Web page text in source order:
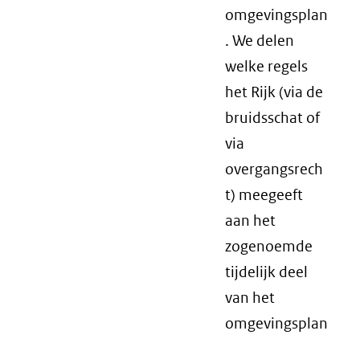
omgevingsplan
. We delen
welke regels
het Rijk (via de
bruidsschat of
via
overgangsrech
t) meegeeft
aan het
zogenoemde
tijdelijk deel
van het
omgevingsplan